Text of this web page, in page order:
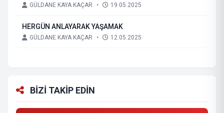
GÜLDANE KAYA KAÇAR • 19.05.2025
HERGÜN ANLAYARAK YAŞAMAK
GÜLDANE KAYA KAÇAR • 12.05.2025
BİZİ TAKİP EDİN